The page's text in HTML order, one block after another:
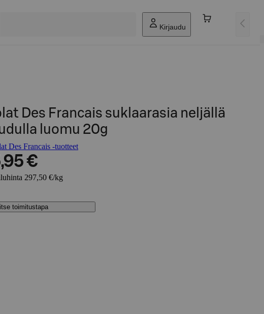
Kirjaudu
Des Francais suklaarasia neljällä
luomu 20g
Des Francais -tuotteet
€
297,50 €/kg
toimitustapa